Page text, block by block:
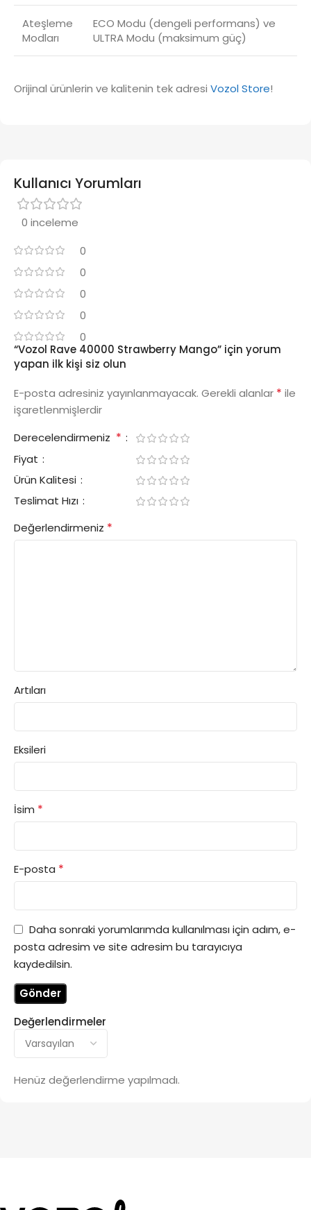
Ateşleme
Modları
ECO Modu (dengeli performans) ve
ULTRA Modu (maksimum güç)
Orijinal ürünlerin ve kalitenin tek adresi Vozol Store!
Kullanıcı Yorumları
0 inceleme
0
0
0
0
0
Değerlendirmeler
Henüz değerlendirme yapılmadı.
“Vozol Rave 40000 Strawberry Mango” için yorum
yapan ilk kişi siz olun
E-posta adresiniz yayınlanmayacak. Gerekli alanlar * ile
işaretlenmişlerdir
Derecelendirmeniz *
Fiyat
Ürün Kalitesi
Teslimat Hızı
Değerlendirmeniz *
Artıları
Eksileri
İsim *
E-posta *
Daha sonraki yorumlarımda kullanılması için adım, e-
posta adresim ve site adresim bu tarayıcıya
kaydedilsin.